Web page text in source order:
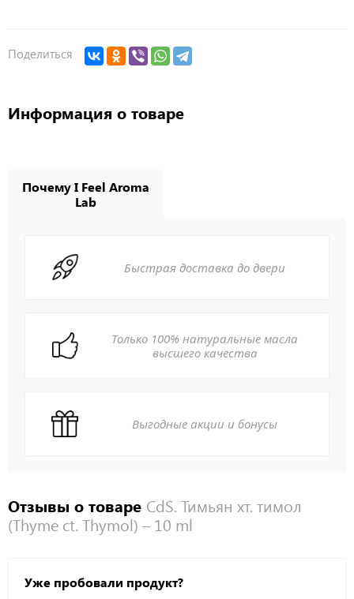
Поделиться
Информация о товаре
Почему I Feel Aroma
Lab
Быстрая доставка до двери
Только 100% натуральные масла
высшего качества
Выгодные акции и бонусы
Отзывы о товаре CdS. Тимьян хт. тимол
(Thyme ct. Thymol) – 10 ml
Уже пробовали продукт?